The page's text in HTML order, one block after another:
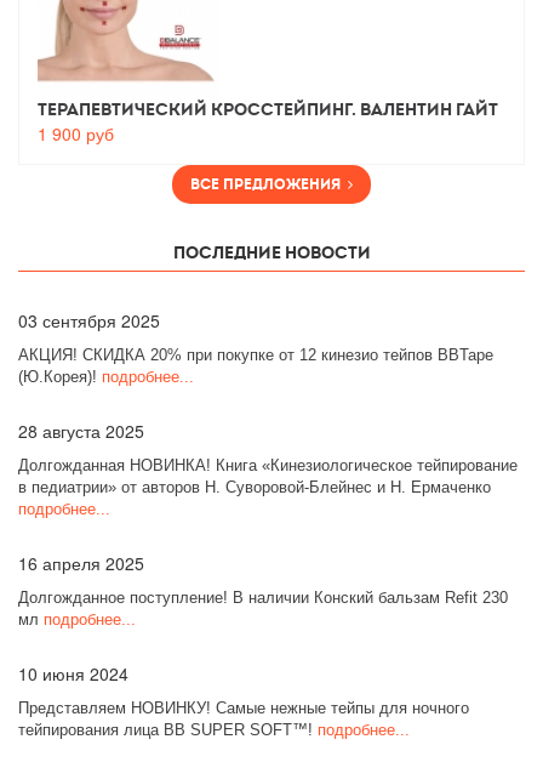
Терапевтический Кросстейпинг. Валентин Гайт
1 900 руб
Все предложения
Последние новости
03 сентября 2025
АКЦИЯ! СКИДКА 20% при покупке от 12 кинезио тейпов BBTape
(Ю.Корея)! подробнее...
28 августа 2025
Долгожданная НОВИНКА! Книга «Кинезиологическое тейпирование
в педиатрии» от авторов Н. Суворовой-Блейнес и Н. Ермаченко
подробнее...
16 апреля 2025
Долгожданное поступление! В наличии Конский бальзам Refit 230
мл подробнее...
10 июня 2024
Представляем НОВИНКУ! Самые нежные тейпы для ночного
тейпирования лица BB SUPER SOFT™! подробнее...